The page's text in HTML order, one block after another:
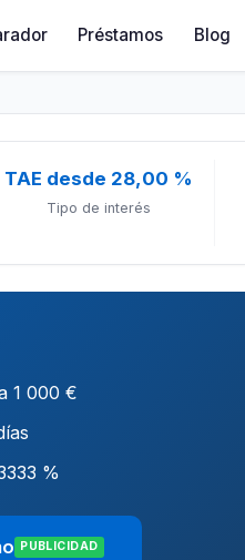
Préstamos Blog
TAE desde 28,00 %
Tipo de interés
1 000 €
%
PUBLICIDAD